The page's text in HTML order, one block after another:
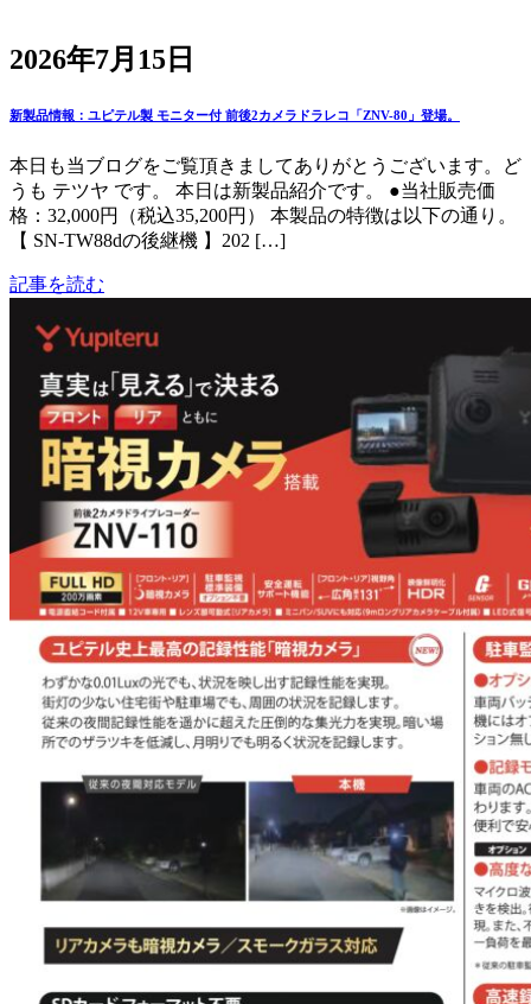
2026年7月15日
新製品情報：ユピテル製 モニター付 前後2カメラドラレコ「ZNV-80」登場。
本日も当ブログをご覧頂きましてありがとうございます。ど
うも テツヤ です。 本日は新製品紹介です。 ●当社販売価
格：32,000円（税込35,200円） 本製品の特徴は以下の通り。
【 SN-TW88dの後継機 】202 […]
記事を読む